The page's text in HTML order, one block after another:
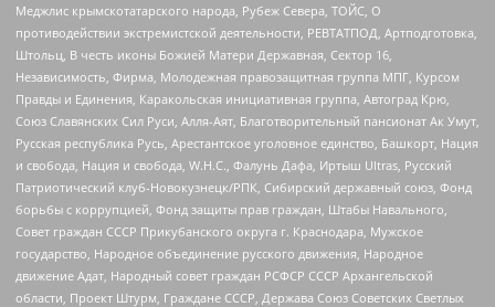
Меджлис крымскотатарского народа, Рубеж Севера, ТОЙС, О
противодействии экстремистской деятельности, РЕВТАТПОД, Артподготовка,
Штольц, В честь иконы Божией Матери Державная, Сектор 16,
Независимость, Фирма, Молодежная правозащитная группа МПГ, Курсом
Правды и Единения, Каракольская инициативная группа, Автоград Крю,
Союз Славянских Сил Руси, Алля-Аят, Благотворительный пансионат Ак Умут,
Русская республика Русь, Арестантское уголовное единство, Башкорт, Нация
и свобода, Нация и свобода, W.H.С., Фалунь Дафа, Иртыш Ultras, Русский
Патриотический клуб-Новокузнецк/РПК, Сибирский державный союз, Фонд
борьбы с коррупцией, Фонд защиты прав граждан, Штабы Навального,
Совет граждан СССР Прикубанского округа г. Краснодара, Мужское
государство, Народное объединение русского движения, Народное
движение Адат, Народный совет граждан РСФСР СССР Архангельской
области, Проект Штурм, Граждане СССР, Держава Союз Советских Светлых